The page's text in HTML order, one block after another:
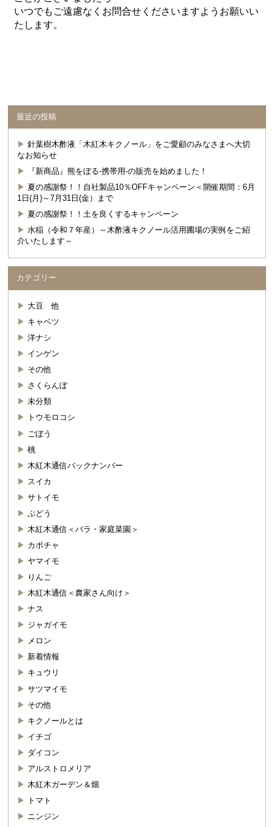
いつでもご遠慮なくお問合せくださいますようお願いい
たします。
最近の投稿
針葉樹木酢液「木紅木キクノール」をご愛顧のみなさまへ大切
なお知らせ
『新商品』熊をぼる-携帯用-の販売を始めました！
夏の感謝祭！！自社製品10％OFFキャンペーン＜開催期間：6月
1日(月)～7月31日(金）まで
夏の感謝祭！！土を良くするキャンペーン
水稲（令和７年産）～木酢液キクノール活用圃場の実例をご紹
介いたします～
カテゴリー
大豆 他
キャベツ
洋ナシ
インゲン
その他
さくらんぼ
未分類
トウモロコシ
ごぼう
桃
木紅木通信バックナンバー
スイカ
サトイモ
ぶどう
木紅木通信＜バラ・家庭菜園＞
カボチャ
ヤマイモ
りんご
木紅木通信＜農家さん向け＞
ナス
ジャガイモ
メロン
新着情報
キュウリ
サツマイモ
その他
キクノールとは
イチゴ
ダイコン
アルストロメリア
木紅木ガーデン＆畑
トマト
ニンジン